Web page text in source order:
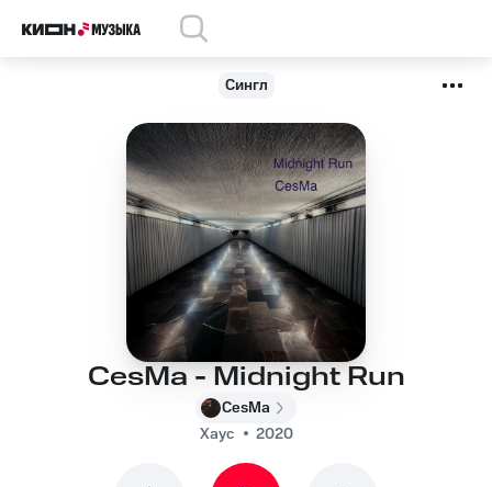
Сингл
CesMa - Midnight Run
CesMa
Хаус
2020